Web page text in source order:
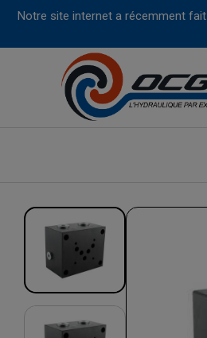
Notre site internet a récemment